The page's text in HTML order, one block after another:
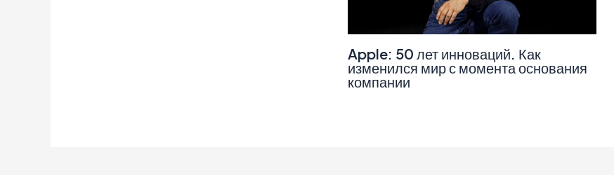
Apple: 50 лет инноваций. Как
изменился мир с момента основания
компании